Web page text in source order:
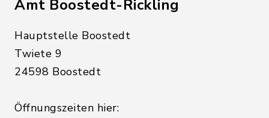
Amt Boostedt-Rickling
Hauptstelle Boostedt
Twiete 9
24598 Boostedt
Öffnungszeiten hier: